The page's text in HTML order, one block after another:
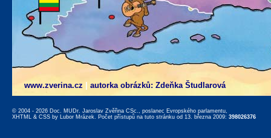
www.zverina.cz autorka obrázků: Zdeňka Študlarová
© 2004 - 2026 Doc. MUDr. Jaroslav Zvěřina CSc., poslanec Evropského parlamentu,
XHTML & CSS by Lubor Mrázek. Počet přístupů na tuto stránku od 13. března 2009: 398026376